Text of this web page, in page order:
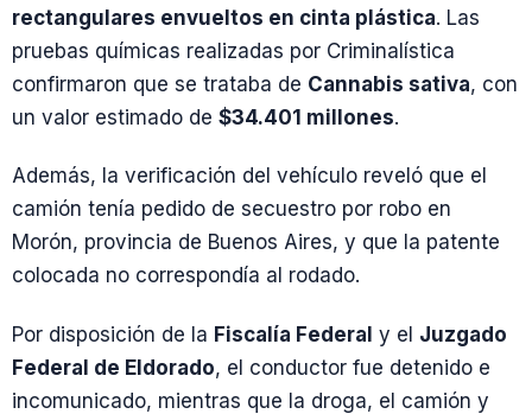
rectangulares envueltos en cinta plástica. Las
pruebas químicas realizadas por Criminalística
confirmaron que se trataba de Cannabis sativa, con
un valor estimado de $34.401 millones.
Además, la verificación del vehículo reveló que el
camión tenía pedido de secuestro por robo en
Morón, provincia de Buenos Aires, y que la patente
colocada no correspondía al rodado.
Por disposición de la Fiscalía Federal y el Juzgado
Federal de Eldorado, el conductor fue detenido e
incomunicado, mientras que la droga, el camión y